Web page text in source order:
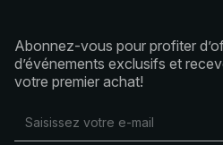
Abonnez-vous pour profiter
d’événements exclusifs et
votre premier achat!